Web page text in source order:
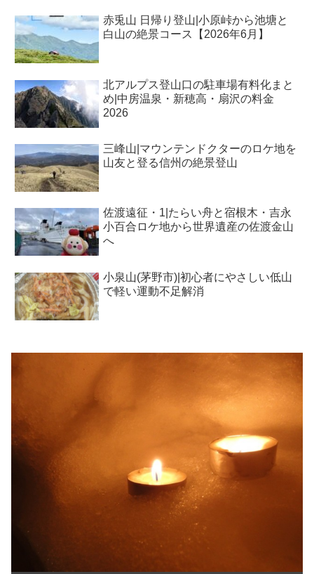
赤兎山 日帰り登山|小原峠から池塘と
白山の絶景コース【2026年6月】
北アルプス登山口の駐車場有料化まと
め|中房温泉・新穂高・扇沢の料金
2026
三峰山|マウンテンドクターのロケ地を
山友と登る信州の絶景登山
佐渡遠征・1|たらい舟と宿根木・吉永
小百合ロケ地から世界遺産の佐渡金山
へ
小泉山(茅野市)|初心者にやさしい低山
で軽い運動不足解消